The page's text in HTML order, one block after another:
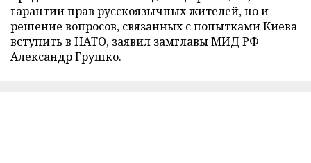
гарантии прав русскоязычных жителей, но и
решение вопросов, связанных с попытками Киева
вступить в НАТО, заявил замглавы МИД РФ
Александр Грушко.